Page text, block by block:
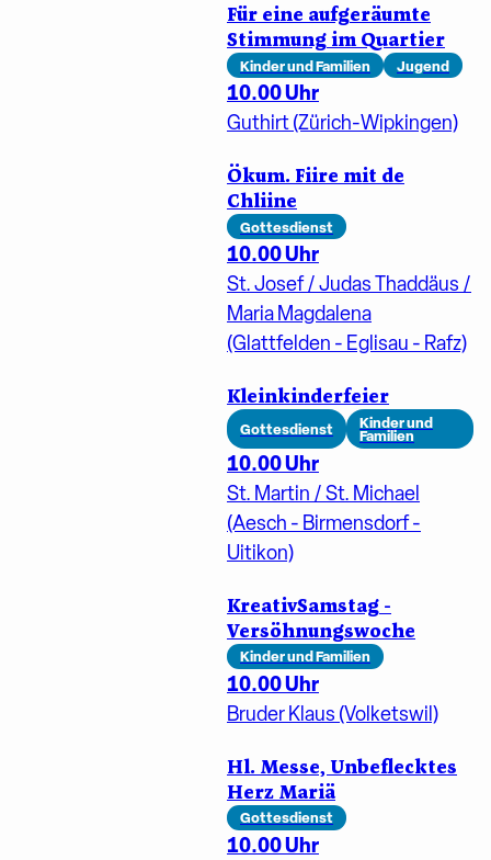
Für eine aufgeräumte
Stimmung im Quartier
Kinder und Familien Jugend
10.00 Uhr
Guthirt (Zürich-Wipkingen)
Ökum. Fiire mit de
Chliine
Gottesdienst
10.00 Uhr
St. Josef / Judas Thaddäus /
Maria Magdalena
(Glattfelden - Eglisau - Rafz)
Kleinkinderfeier
Gottesdienst Kinder und
Familien
10.00 Uhr
St. Martin / St. Michael
(Aesch - Birmensdorf -
Uitikon)
KreativSamstag -
Versöhnungswoche
Kinder und Familien
10.00 Uhr
Bruder Klaus (Volketswil)
Hl. Messe, Unbeflecktes
Herz Mariä
Gottesdienst
10.00 Uhr